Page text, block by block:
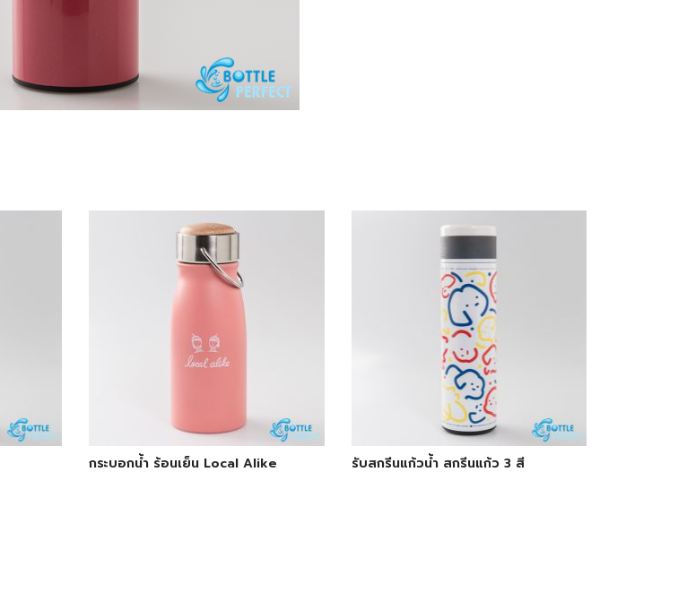
กระบอกน้ำ ร้อนเย็น Local Alike รับสกรีนแก้วน้ำ สกรีนแก้ว 3 สี